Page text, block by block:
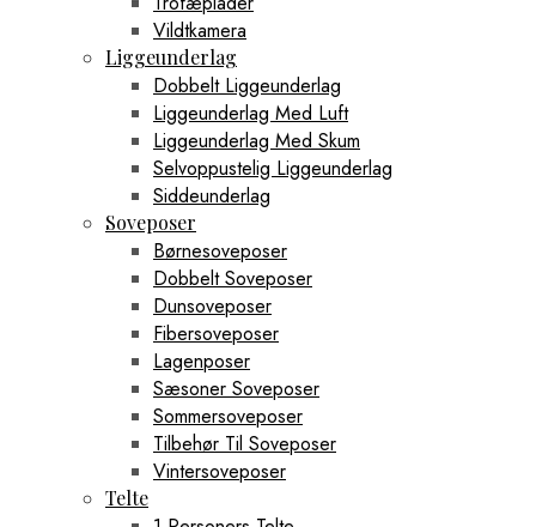
Vildtkamera
Liggeunderlag
Dobbelt Liggeunderlag
Liggeunderlag Med Luft
Liggeunderlag Med Skum
Selvoppustelig Liggeunderlag
Siddeunderlag
Soveposer
Børnesoveposer
Dobbelt Soveposer
Dunsoveposer
Fibersoveposer
Lagenposer
Sæsoner Soveposer
Sommersoveposer
Tilbehør Til Soveposer
Vintersoveposer
Telte